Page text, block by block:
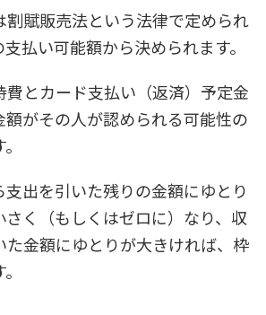
割賦販売法という法律で定められ
払い可能額から決められます。
とカード支払い（返済）予定金
がその人が認められる可能性の
出を引いた残りの金額にゆとり
く（もしくはゼロに）なり、収
た金額にゆとりが大きければ、枠